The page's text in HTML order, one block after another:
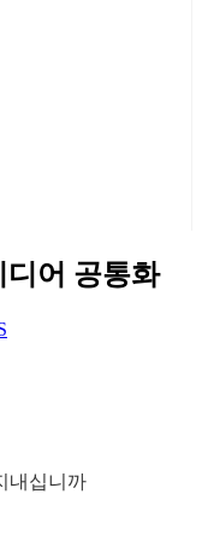
어 공통화
내십니까